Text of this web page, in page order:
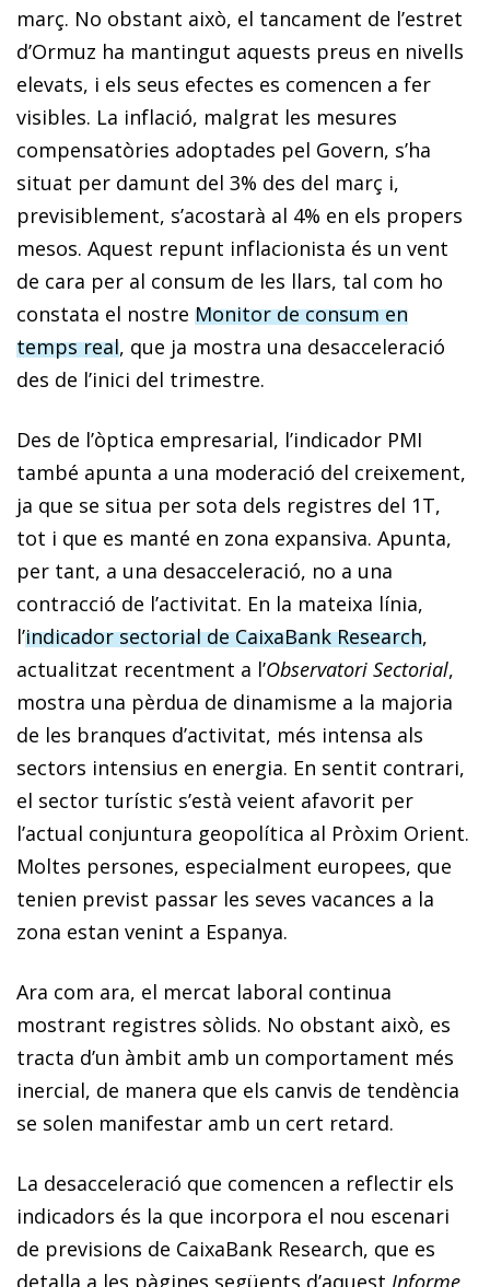
març. No obstant això, el tancament de l’estret
d’Ormuz ha mantingut aquests preus en nivells
elevats, i els seus efectes es comencen a fer
visibles. La inflació, malgrat les mesures
compensatòries adoptades pel Govern, s’ha
situat per damunt del 3% des del març i,
previsiblement, s’acostarà al 4% en els propers
mesos. Aquest repunt inflacionista és un vent
de cara per al consum de les llars, tal com ho
constata el nostre Monitor de consum en
temps real, que ja mostra una desacceleració
des de l’inici del trimestre.
Des de l’òptica empresarial, l’indicador PMI
també apunta a una moderació del creixement,
ja que se situa per sota dels registres del 1T,
tot i que es manté en zona expansiva. Apunta,
per tant, a una desacceleració, no a una
contracció de l’activitat. En la mateixa línia,
l’indicador sectorial de CaixaBank Research,
actualitzat recentment a l’Observatori Sectorial,
mostra una pèrdua de dinamisme a la majoria
de les branques d’activitat, més intensa als
sectors intensius en energia. En sentit contrari,
el sector turístic s’està veient afavorit per
l’actual conjuntura geopolítica al Pròxim Orient.
Moltes persones, especialment europees, que
tenien previst passar les seves vacances a la
zona estan venint a Espanya.
Ara com ara, el mercat laboral continua
mostrant registres sòlids. No obstant això, es
tracta d’un àmbit amb un comportament més
inercial, de manera que els canvis de tendència
se solen manifestar amb un cert retard.
La desacceleració que comencen a reflectir els
indicadors és la que incorpora el nou escenari
de previsions de CaixaBank Research, que es
detalla a les pàgines següents d’aquest Informe